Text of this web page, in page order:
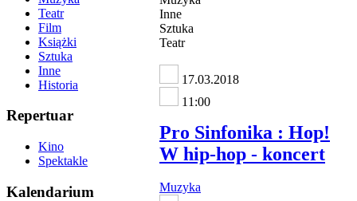
Teatr
Film
Książki
Sztuka
Inne
Historia
Repertuar
Kino
Spektakle
Kalendarium
Inne
Sztuka
Teatr
17.03.2018
11:00
Pro Sinfonika : Hop!
W hip-hop - koncert
Muzyka